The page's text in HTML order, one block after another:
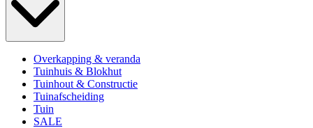
Overkapping & veranda
Tuinhuis & Blokhut
Tuinhout & Constructie
Tuinafscheiding
Tuin
SALE